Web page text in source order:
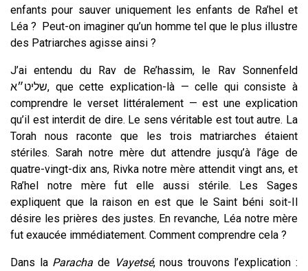
enfants pour sauver uniquement les enfants de Ra’hel et
Léa ? Peut-on imaginer qu’un homme tel que le plus illustre
des Patriarches agisse ainsi ?
J’ai entendu du Rav de Re’hassim, le Rav Sonnenfeld
שליט״א, que cette explication-là — celle qui consiste à
comprendre le verset littéralement — est une explication
qu’il est interdit de dire. Le sens véritable est tout autre. La
Torah nous raconte que les trois matriarches étaient
stériles. Sarah notre mère dut attendre jusqu’à l’âge de
quatre-vingt-dix ans, Rivka notre mère attendit vingt ans, et
Ra’hel notre mère fut elle aussi stérile. Les Sages
expliquent que la raison en est que le Saint béni soit-Il
désire les prières des justes. En revanche, Léa notre mère
fut exaucée immédiatement. Comment comprendre cela ?
Dans la Paracha de Vayetsé, nous trouvons l’explication :